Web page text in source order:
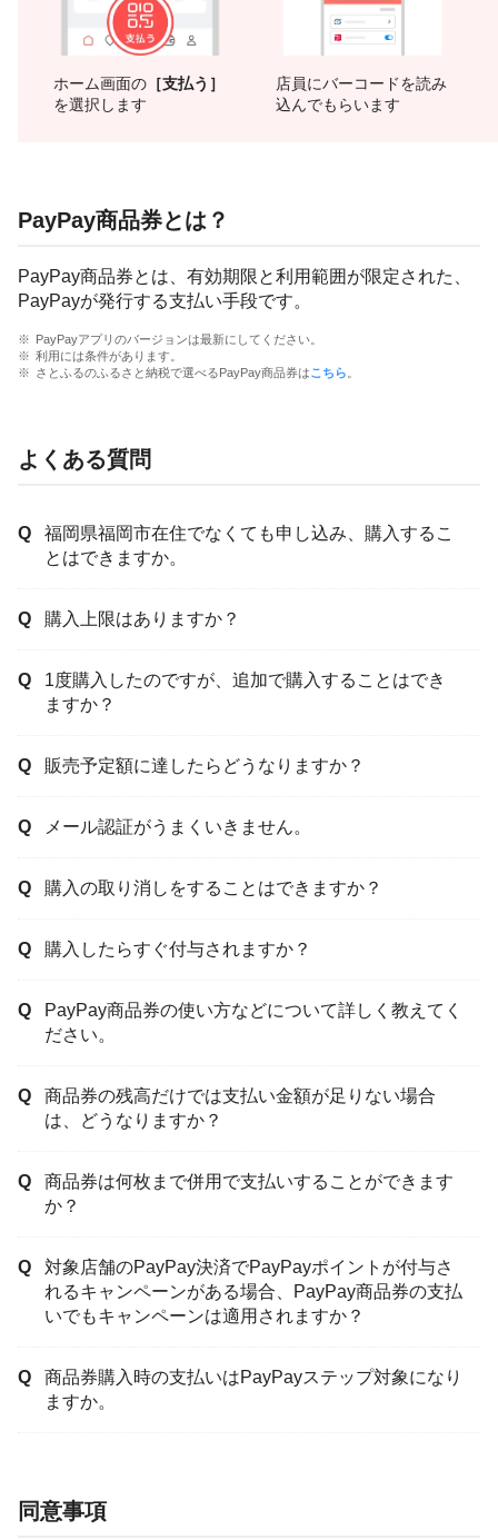
ホーム画面の ［支払う］
を選択します
店員にバーコードを読み
込んでもらいます
PayPay商品券とは？
PayPay商品券とは、有効期限と利用範囲が限定された、
PayPayが発行する支払い手段です。
PayPayアプリのバージョンは最新にしてください。
利用には条件があります。
さとふるのふるさと納税で選べるPayPay商品券はこちら。
よくある質問
福岡県福岡市在住でなくても申し込み、購入するこ
とはできますか。
購入上限はありますか？
1度購入したのですが、追加で購入することはでき
ますか？
販売予定額に達したらどうなりますか？
メール認証がうまくいきません。
購入の取り消しをすることはできますか？
購入したらすぐ付与されますか？
PayPay商品券の使い方などについて詳しく教えてく
ださい。
商品券の残高だけでは支払い金額が足りない場合
は、どうなりますか？
商品券は何枚まで併用で支払いすることができます
か？
対象店舗のPayPay決済でPayPayポイントが付与さ
れるキャンペーンがある場合、PayPay商品券の支払
いでもキャンペーンは適用されますか？
商品券購入時の支払いはPayPayステップ対象になり
ますか。
同意事項